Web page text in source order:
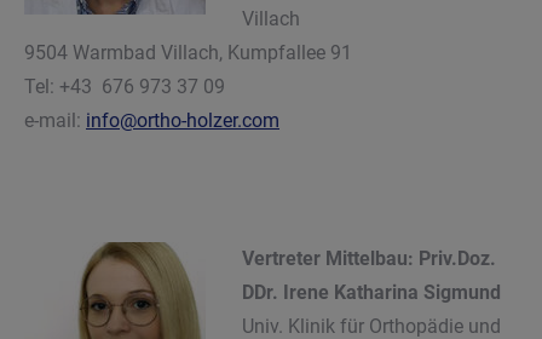
Villach
9504 Warmbad Villach, Kumpfallee 91
Tel: +43 676 973 37 09
e-mail: info@ortho-holzer.com
Vertreter Mittelbau: Priv.Doz.
DDr. Irene Katharina Sigmund
Univ. Klinik für Orthopädie und